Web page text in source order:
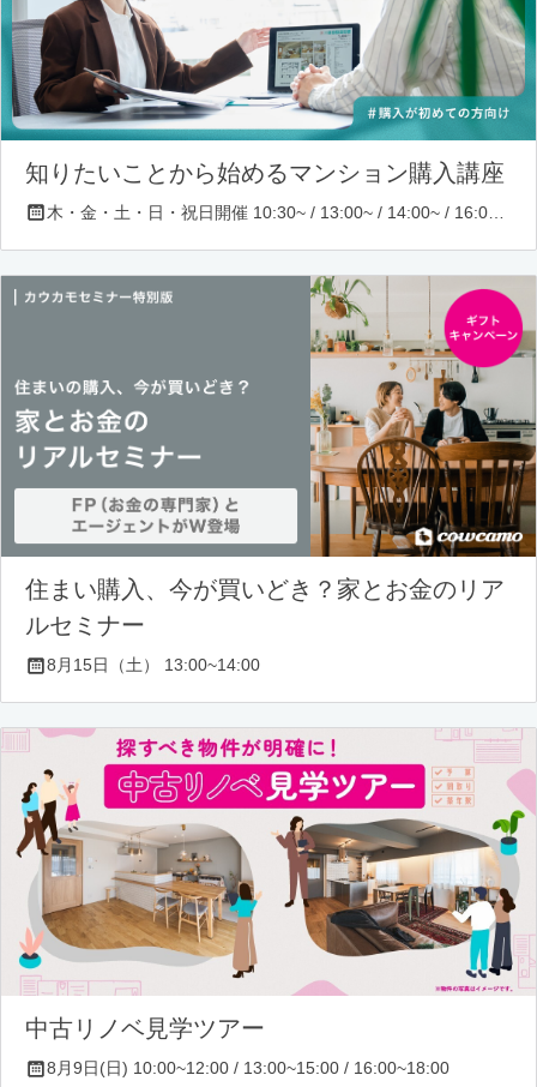
知りたいことから始めるマンション購入講座
住まい購入、今が買いどき？家とお金のリア
ルセミナー
8月15日（土） 13:00~14:00
中古リノベ見学ツアー
8月9日(日) 10:00~12:00 / 13:00~15:00 / 16:00~18:00